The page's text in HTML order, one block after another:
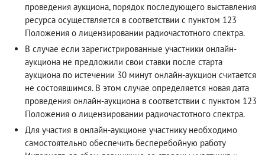
проведения аукциона, порядок последующего выставления
ресурса осуществляется в соответствии с пунктом 123
Положения о лицензировании радиочастотного спектра.
В случае если зарегистрированные участники онлайн-
аукциона не предложили свои ставки после старта
аукциона по истечении 30 минут онлайн-аукцион считается
не состоявшимся. В этом случае определяется новая дата
проведения онлайн-аукциона в соответствии с пунктом 123
Положения о лицензировании радиочастотного спектра.
Для участия в онлайн-аукционе участнику необходимо
самостоятельно обеспечить бесперебойную работу